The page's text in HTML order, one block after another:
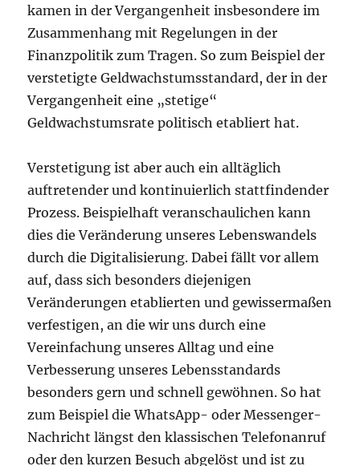
kamen in der Vergangenheit insbesondere im
Zusammenhang mit Regelungen in der
Finanzpolitik zum Tragen. So zum Beispiel der
verstetigte Geldwachstumsstandard, der in der
Vergangenheit eine „stetige“
Geldwachstumsrate politisch etabliert hat.
Verstetigung ist aber auch ein alltäglich
auftretender und kontinuierlich stattfindender
Prozess. Beispielhaft veranschaulichen kann
dies die Veränderung unseres Lebenswandels
durch die Digitalisierung. Dabei fällt vor allem
auf, dass sich besonders diejenigen
Veränderungen etablierten und gewissermaßen
verfestigen, an die wir uns durch eine
Vereinfachung unseres Alltag und eine
Verbesserung unseres Lebensstandards
besonders gern und schnell gewöhnen. So hat
zum Beispiel die WhatsApp- oder Messenger-
Nachricht längst den klassischen Telefonanruf
oder den kurzen Besuch abgelöst und ist zu